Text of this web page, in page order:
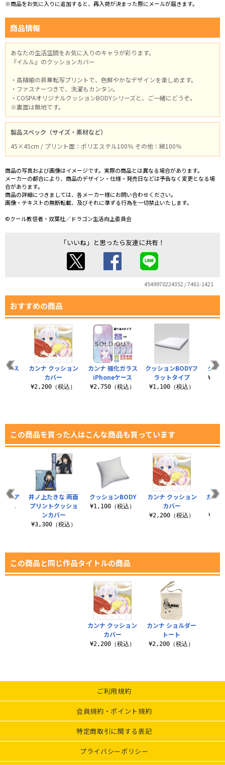
※商品をお気に入りに追加すると、再入荷が決まった際にメールが届きます。
商品情報
あなたの生活空間をお気に入りのキャラが彩ります。
『イルル』のクッションカバー
・高精細の昇華転写プリントで、色鮮やかなデザインを楽しめます。
・ファスナーつきで、洗濯もカンタン。
・COSPAオリジナルクッションBODYシリーズと、ご一緒にどうぞ。
※裏面は無地です。
製品スペック（サイズ・素材など）
45×45cm / プリント面：ポリエステル100％ その他：綿100％
商品の写真および画像はイメージです。実際の商品とは異なる場合があります。
メーカーの都合により、商品のデザイン・仕様・発売日などは予告なく変更となる場
合があります。
商品の詳細につきましては、各メーカー様にお問い合わせください。
画像・テキストの無断転載、及びそれに準ずる行為を一切禁止いたします。
©クール教信者・双葉社／ドラゴン生活向上委員会
「いいね」と思ったら友達に共有！
4549970224352 / 7461-1421
おすすめの商品
カンナ 強化ガラス
iPhoneケース
¥2,750（税込）
クッションBODYフ
ラットタイプ
¥1,100（税込）
クッ
ラス
カンナ クッション
カバー
¥2,200（税込）
この商品を買った人はこんな商品も買っています
クッションBODY
¥1,100（税込）
カンナ クッション
カバー
¥2,200（税込）
カン
ル ア
まれ
井ノ上たきな 両面
プリントクッショ
ンカバー
¥3,300（税込）
この商品と同じ作品タイトルの商品
カンナ クッション
カバー
¥2,200（税込）
カンナ ショルダー
トート
¥2,200（税込）
ご利用規約
会員規約・ポイント規約
特定商取引に関する表記
プライバシーポリシー